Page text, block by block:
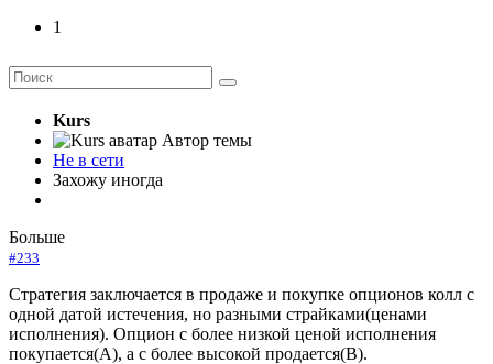
1
Kurs
Автор темы
Не в сети
Захожу иногда
Больше
#233
Стратегия заключается в продаже и покупке опционов колл с
одной датой истечения, но разными страйками(ценами
исполнения). Опцион с более низкой ценой исполнения
покупается(А), а с более высокой продается(В).